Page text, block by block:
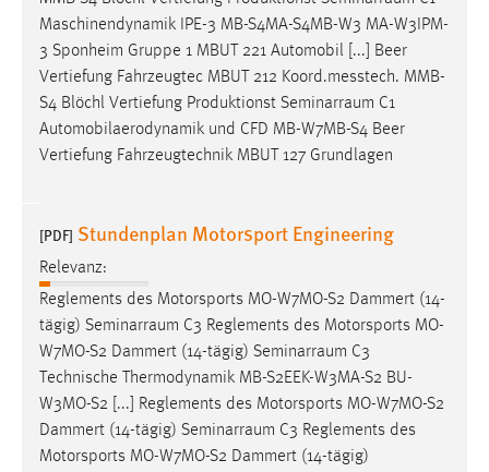
Maschinendynamik IPE-3 MB-S4MA-S4MB-W3 MA-W3IPM-
3 Sponheim Gruppe 1 MBUT 221 Automobil [...] Beer
Vertiefung Fahrzeugtec MBUT 212 Koord.messtech. MMB-
S4 Blöchl Vertiefung Produktionst Seminarraum C1
Automobilaerodynamik und CFD MB-W7MB-S4 Beer
Vertiefung Fahrzeugtechnik MBUT 127 Grundlagen
[PDF] Stundenplan Motorsport Engineering
Relevanz:
Reglements des Motorsports MO-W7MO-S2 Dammert (14-
tägig) Seminarraum C3 Reglements des Motorsports MO-
W7MO-S2 Dammert (14-tägig) Seminarraum C3
Technische Thermodynamik MB-S2EEK-W3MA-S2 BU-
W3MO-S2 [...] Reglements des Motorsports MO-W7MO-S2
Dammert (14-tägig) Seminarraum C3 Reglements des
Motorsports MO-W7MO-S2 Dammert (14-tägig)
Conversion-Tracking
Cookie Laufzeit:
3 Monate
Facebook Pixel
Anbieter:
Facebook
Zweck:
Conversion-Tracking
Cookie Laufzeit:
3 Monate